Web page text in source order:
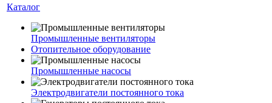
Каталог
Промышленные вентиляторы
Отопительное оборудование
Промышленные насосы
Электродвигатели постоянного тока